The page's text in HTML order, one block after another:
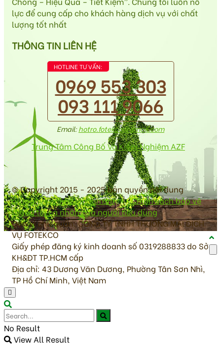
lực để cung cấp cho khách hàng dịch vụ với chất
lượng tốt nhất
THÔNG TIN LIÊN HỆ
HOTLINE TƯ VẤN:
0969 553 303
093 111 9066
Email:hotro.fotekco@gmail.com
Trung Tâm Công Bố Và Kiểm Nghiệm AZF
© Copyright 2015 - 2025 bản quyền nội dung
antoanvesinhthucpham.vn|Chính sách bảo vệ
thông tin cá nhân của người tiêu dùng
Đơn vị chủ quản: CÔNG TY TNHH THƯƠNG MẠI DỊCH
VỤ FOTEKCO
Giấy phép đăng ký kinh doanh số 0319288833 do Sở
KH&ĐT TP.HCM cấp
Địa chỉ: 43 Dương Văn Dương, Phường Tân Sơn Nhì,
TP Hồ Chí Minh, Việt Nam
No Result
View All Result